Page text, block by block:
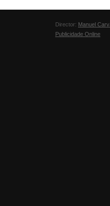
Director: Manuel
Publicidade Online